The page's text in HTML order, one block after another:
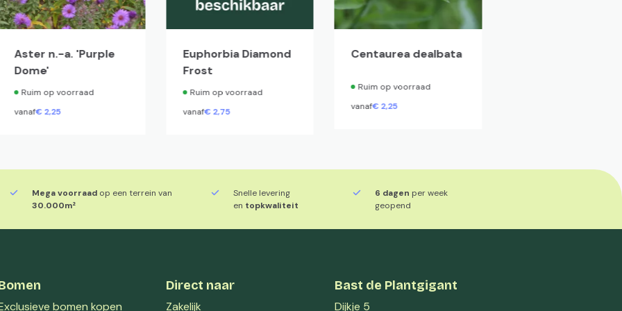
Aster n.-a. 'Purple
Dome'
Ruim op voorraad
vanaf€ 2,25
Euphorbia Diamond
Frost
Ruim op voorraad
vanaf€ 2,75
Centaurea dealbata
Ruim op voorraad
vanaf€ 2,25
Mega voorraad op een terrein van
30.000m²
Snelle levering
en topkwaliteit
6 dagen per week
geopend
bomen kopen
Direct naar
Zakelijk
Bast de Plantgigant
Dijkje 5